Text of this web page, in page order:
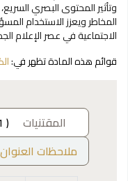
وتأثير المحتوى البصري
المخاطر ويعزز الاستخدام
الاجتماعية في عصر الإعلام
قوائم هذه المادة تظهر في:
المقتنيات
( 1 )
ملاحظات العنوان (